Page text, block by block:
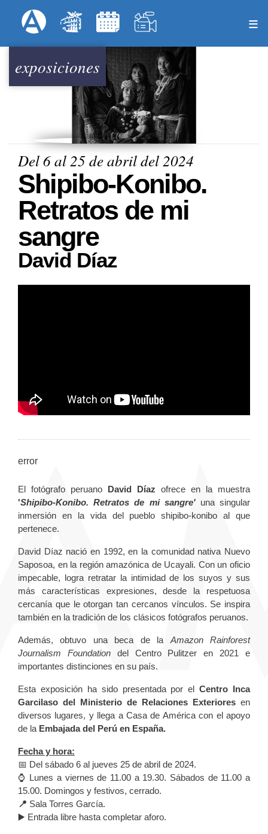
al
principal
Menú Superior
exposiciones
Del 6 al 25 de abril del 2024
Shipibo-Konibo.
Retratos de mi
sangre
David Díaz
error
El fotógrafo peruano David Díaz ofrece en la muestra
'Shipibo-Konibo. Retratos de mi sangre'una singular
inmersión en la vida del pueblo shipibo-konibo al que
pertenece.
David Díaz nació en 1992, en la comunidad nativa Nuevo
Saposoa, en la región amazónica de Ucayali. Con un oficio
impecable, logra retratar la intimidad de los suyos y sus
más características expresiones, desde la respetuosa
cercanía que le otorgan tan cercanos vínculos. Se inspira
también en la tradición de los clásicos fotógrafos peruanos.
Además, obtuvo una beca de la Amazon Rainforest
Journalism Foundationdel Centro Pulitzer en 2021 e
importantes distinciones en su país.
Esta exposición ha sido presentada por elCentro Inca
Garcilaso del Ministerio de Relaciones Exteriores en
diversos lugares, y llega a Casa de América con el apoyo
de la Embajada del Perú en España.
Fecha y hora:
📅 Del sábado 6 al jueves 25 de abril de 2024.
⌚ Lunes a viernes de 11.00 a 19.30. Sábados de 11.00 a
15.00. Domingos y festivos, cerrado.
📍 Sala Torres García.
▶️ Entrada libre hasta completar aforo.